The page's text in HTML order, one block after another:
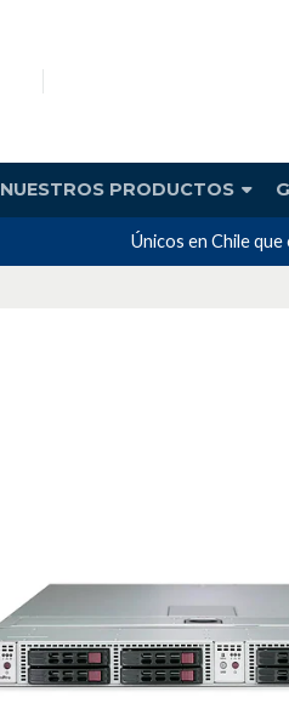
NUESTROS PRODUCTOS
Únicos en Chile